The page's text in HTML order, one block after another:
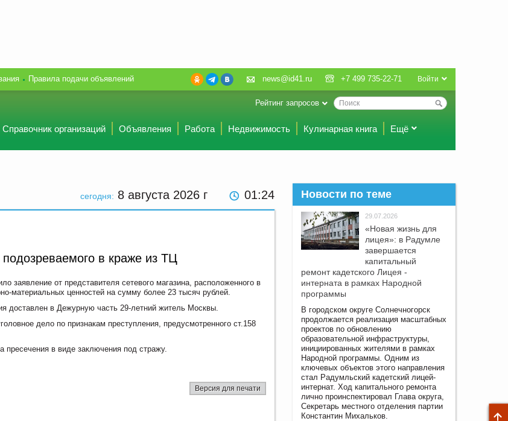
Правила подачи объявлений Войти
news@id41.ru +7 499 735-22-71
Рейтинг запросов
Справочник организаций Объявления Работа Недвижимость Кулинарная книга Ещё
сегодня: 8 августа 2026 г 01:24
в краже из ТЦ
заявление от представителя сетевого магазина, расположенного в
материальных ценностей на сумму более 23 тысяч рублей.
доставлен в Дежурную часть 29-летний житель Москвы.
дело по признакам преступления, предусмотренного ст.158
в виде заключения под стражу.
Версия для печати
Новости по теме
29.07.2026
«Новая жизнь для
лицея»: в Радумле
завершается
капитальный
ремонт кадетского Лицея -
интерната в рамках Народной
программы
В городском округе Солнечногорск
продолжается реализация масштабных
проектов по обновлению
образовательной инфраструктуры,
инициированных жителями в рамках
Народной программы. Одним из
ключевых объектов этого направления
стал Радумльский кадетский лицей-
интернат. Ход капитального ремонта
лично проинспектировал Глава округа,
Секретарь местного отделения партии
Константин Михальков.